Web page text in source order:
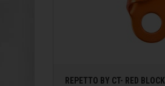
REPETTO BY CT- RED BLOCK